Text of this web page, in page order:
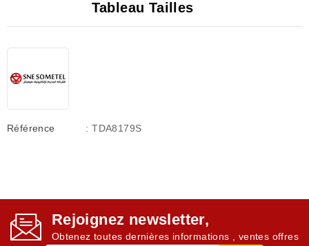
Tableau Tailles
Référence : TDA8179S
Rejoignez newsletter,
Obtenez toutes dernières informations , ventes offres